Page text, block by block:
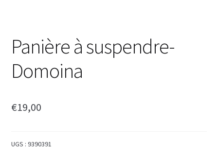
Panière à suspendre-
Domoina
€19,00
UGS : 9390391